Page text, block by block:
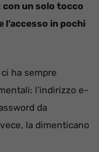
con un solo tocco
in pochi
ha sempre
l’indirizzo e-
da
la dimenticano